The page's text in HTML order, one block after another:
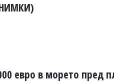
евро в морето пред